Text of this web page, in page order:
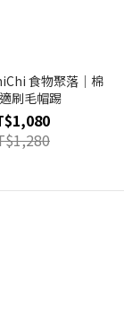
食物聚落｜棉
刷毛帽踢